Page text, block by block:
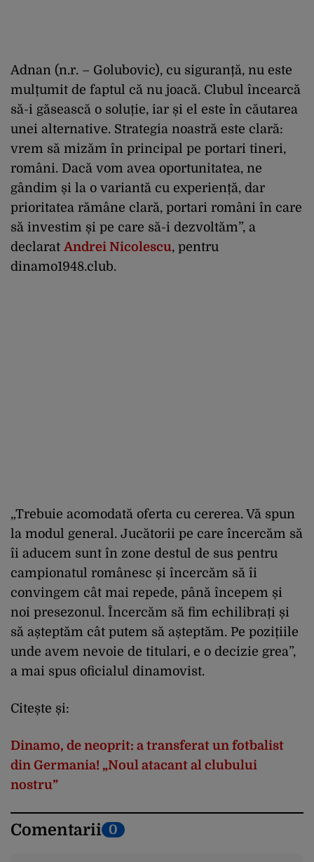
Adnan (n.r. – Golubovic), cu siguranță, nu este
mulțumit de faptul că nu joacă. Clubul încearcă
să-i găsească o soluție, iar și el este în căutarea
unei alternative. Strategia noastră este clară:
vrem să mizăm în principal pe portari tineri,
români. Dacă vom avea oportunitatea, ne
gândim și la o variantă cu experiență, dar
prioritatea rămâne clară, portari români în care
să investim și pe care să-i dezvoltăm”, a
declarat Andrei Nicolescu, pentru
dinamo1948.club.
„Trebuie acomodată oferta cu cererea. Vă spun
la modul general. Jucătorii pe care încercăm să
îi aducem sunt în zone destul de sus pentru
campionatul românesc și încercăm să îi
convingem cât mai repede, până începem și
noi presezonul. Încercăm să fim echilibrați și
să așteptăm cât putem să așteptăm. Pe pozițiile
unde avem nevoie de titulari, e o decizie grea”,
a mai spus oficialul dinamovist.
Citește și:
Dinamo, de neoprit: a transferat un fotbalist
din Germania! „Noul atacant al clubului
nostru”
Comentarii 0